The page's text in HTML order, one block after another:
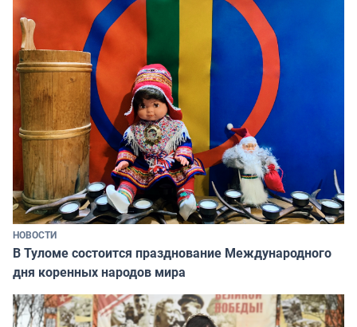
НОВОСТИ
В Туломе состоится празднование Международного
дня коренных народов мира